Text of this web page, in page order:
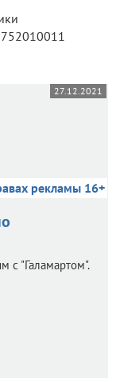
27.12.2021
рекламы 16+
с "Галамартом".